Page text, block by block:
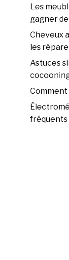
Les
gagner
Cheveux
les
Astuces
fréquents